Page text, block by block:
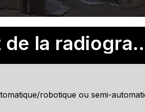
PAUT en
robotique ou semi-